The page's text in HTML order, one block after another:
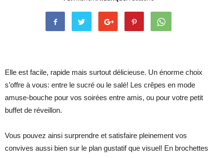
Elle est facile, rapide mais surtout délicieuse. Un énorme choix
s’offre à vous: entre le sucré ou le salé! Les crêpes en mode
amuse-bouche pour vos soirées entre amis, ou pour votre petit
buffet de réveillon.
Vous pouvez ainsi surprendre et satisfaire pleinement vos
convives aussi bien sur le plan gustatif que visuel! En brochettes